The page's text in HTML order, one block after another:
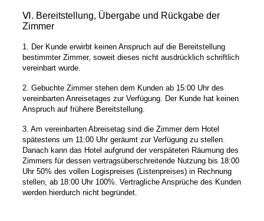
Ⅵ. Bereitstellung, Übergabe und Rückgabe der
Zimmer
1. Der Kunde erwirbt keinen Anspruch auf die Bereitstellung
bestimmter Zimmer, soweit dieses nicht ausdrücklich schriftlich
vereinbart wurde.
2. Gebuchte Zimmer stehen dem Kunden ab 15:00 Uhr des
vereinbarten Anreisetages zur Verfügung. Der Kunde hat keinen
Anspruch auf frühere Bereitstellung.
3. Am vereinbarten Abreisetag sind die Zimmer dem Hotel
spätestens um 11:00 Uhr geräumt zur Verfügung zu stellen.
Danach kann das Hotel aufgrund der verspäteten Räumung des
Zimmers für dessen vertragsüberschreitende Nutzung bis 18:00
Uhr 50% des vollen Logispreises (Listenpreises) in Rechnung
stellen, ab 18:00 Uhr 100%. Vertragliche Ansprüche des Kunden
werden hierdurch nicht begründet.